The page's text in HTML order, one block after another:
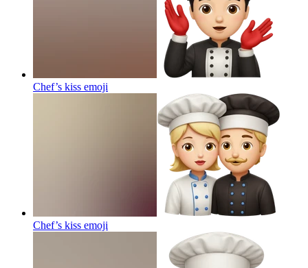
Chef’s kiss emoji
Chef’s kiss emoji